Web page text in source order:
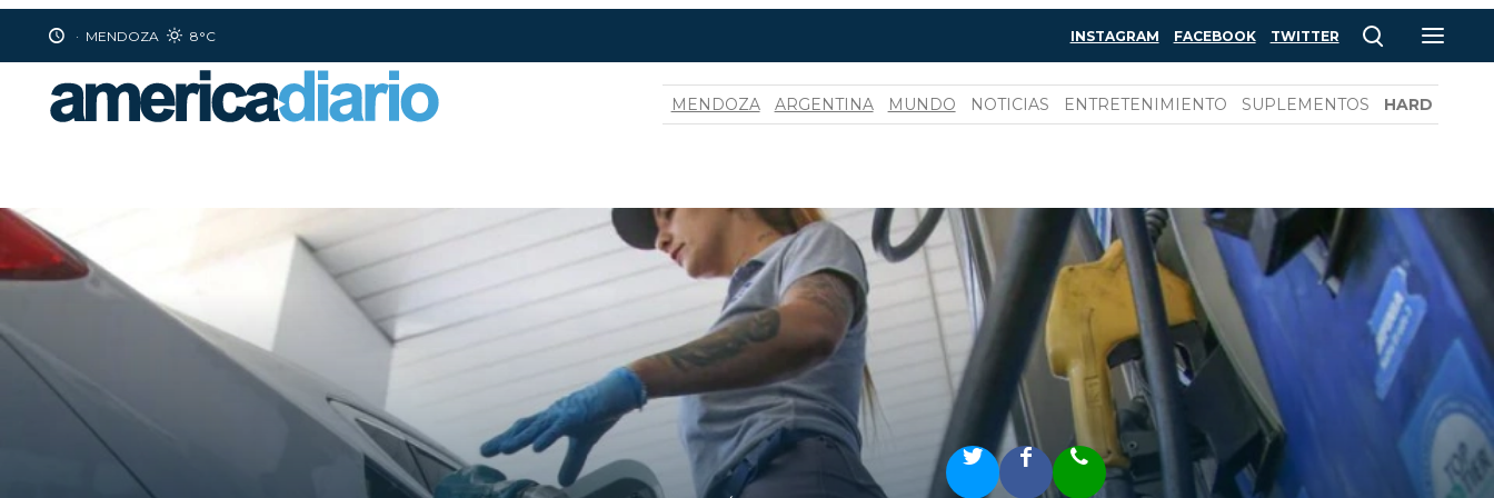
· MENDOZA 8°C INSTAGRAM FACEBOOK TWITTER
MENDOZA ARGENTINA MUNDO NOTICIAS ENTRETENIMIENTO SUPLEMENTOS HARD